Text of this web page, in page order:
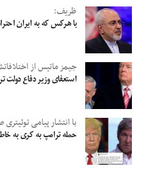
ظریف:
با هرکس که به ایران
جیمز ماتیس از
استعفای وزیر دفاع دولت
با انتشار پیامی
حمله ترامپ به کری به